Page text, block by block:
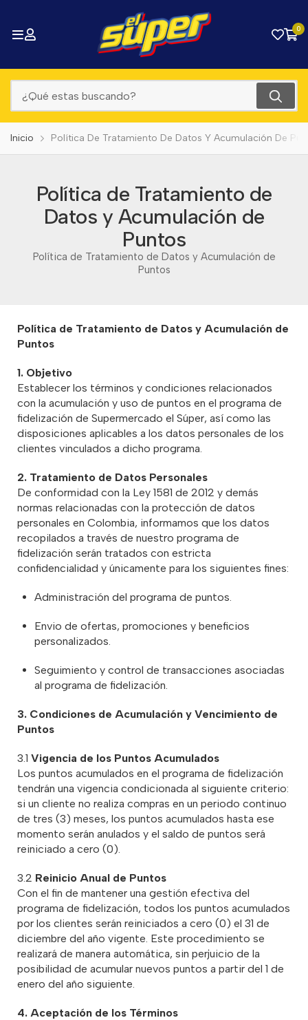
0
Inicio Política De Tratamiento De Datos Y Acumulación De
Política de Tratamiento de
Datos y Acumulación de
Puntos
Política de Tratamiento de Datos y Acumulación de
Puntos
Política de Tratamiento de Datos y Acumulación de
Puntos
1. Objetivo
Establecer los términos y condiciones relacionados
con la acumulación y uso de puntos en el programa de
fidelización de Supermercado el Súper, así como las
disposiciones aplicables a los datos personales de los
clientes vinculados a dicho programa.
2. Tratamiento de Datos Personales
De conformidad con la Ley 1581 de 2012 y demás
normas relacionadas con la protección de datos
personales en Colombia, informamos que los datos
recopilados a través de nuestro programa de
fidelización serán tratados con estricta
confidencialidad y únicamente para los siguientes fines:
Administración del programa de puntos.
Envio de ofertas, promociones y beneficios
personalizados.
Seguimiento y control de transacciones asociadas
al programa de fidelización.
3. Condiciones de Acumulación y Vencimiento de
Puntos
3.1 Vigencia de los Puntos Acumulados
Los puntos acumulados en el programa de fidelización
tendrán una vigencia condicionada al siguiente criterio:
si un cliente no realiza compras en un periodo continuo
de tres (3) meses, los puntos acumulados hasta ese
momento serán anulados y el saldo de puntos será
reiniciado a cero (0).
3.2 Reinicio Anual de Puntos
Con el fin de mantener una gestión efectiva del
programa de fidelización, todos los puntos acumulados
por los clientes serán reiniciados a cero (0) el 31 de
diciembre del año vigente. Este procedimiento se
realizará de manera automática, sin perjuicio de la
posibilidad de acumular nuevos puntos a partir del 1 de
enero del año siguiente.
4. Aceptación de los Términos